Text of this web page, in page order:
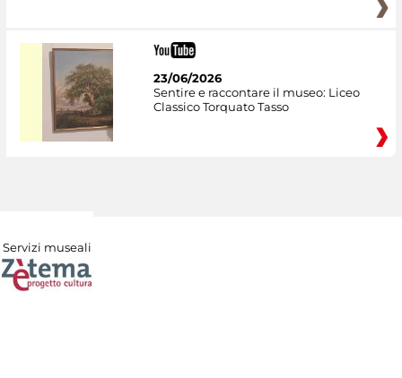
23/06/2026
Sentire e raccontare il museo: Liceo
Classico Torquato Tasso
Servizi museali